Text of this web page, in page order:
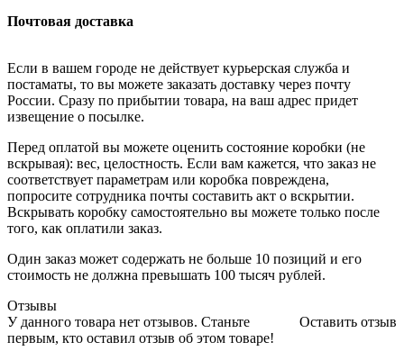
Почтовая доставка
Если в вашем городе не действует курьерская служба и
постаматы, то вы можете заказать доставку через почту
России. Сразу по прибытии товара, на ваш адрес придет
извещение о посылке.
Перед оплатой вы можете оценить состояние коробки (не
вскрывая): вес, целостность. Если вам кажется, что заказ не
соответствует параметрам или коробка повреждена,
попросите сотрудника почты составить акт о вскрытии.
Вскрывать коробку самостоятельно вы можете только после
того, как оплатили заказ.
Один заказ может содержать не больше 10 позиций и его
стоимость не должна превышать 100 тысяч рублей.
Отзывы
Оставить отзыв
У данного товара нет отзывов. Станьте
первым, кто оставил отзыв об этом товаре!